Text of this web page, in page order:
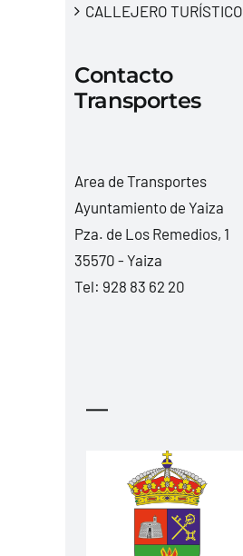
CALLEJERO TURÍSTICO
Contacto
Transportes
Area de Transportes
Ayuntamiento de Yaiza
Pza. de Los Remedios, 1
35570 - Yaiza
Tel: 928 83 62 20
—